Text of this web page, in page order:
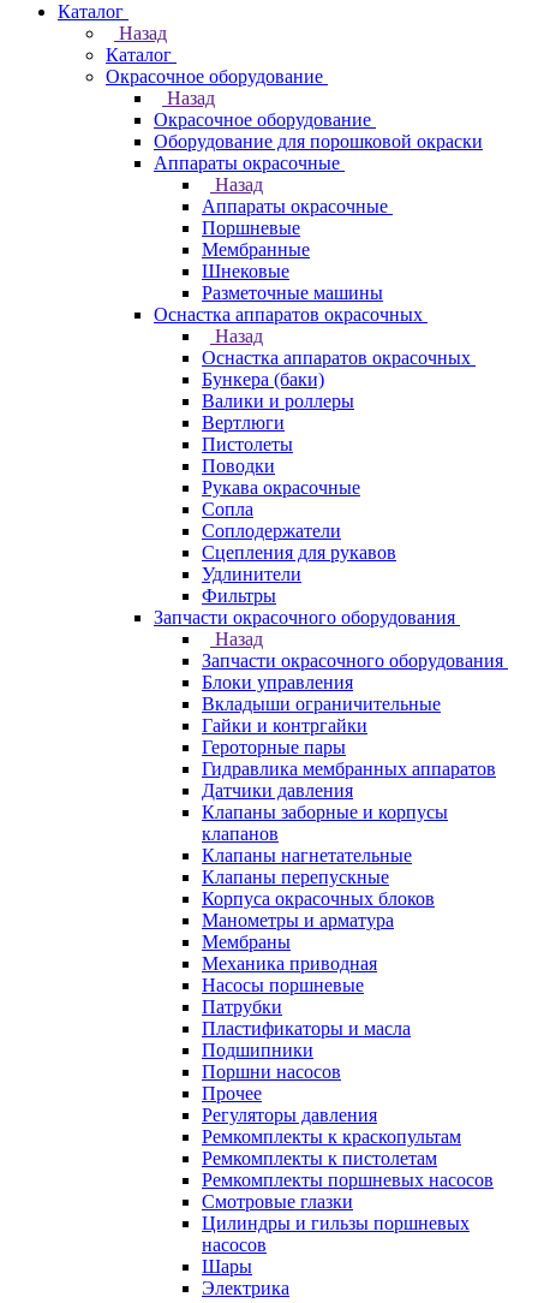
Каталог
Назад
Каталог
Окрасочное оборудование
Назад
Окрасочное оборудование
Оборудование для порошковой окраски
Аппараты окрасочные
Назад
Аппараты окрасочные
Поршневые
Мембранные
Шнековые
Разметочные машины
Оснастка аппаратов окрасочных
Назад
Оснастка аппаратов окрасочных
Бункера (баки)
Валики и роллеры
Вертлюги
Пистолеты
Поводки
Рукава окрасочные
Сопла
Соплодержатели
Сцепления для рукавов
Удлинители
Фильтры
Запчасти окрасочного оборудования
Назад
Запчасти окрасочного оборудования
Блоки управления
Вкладыши ограничительные
Гайки и контргайки
Героторные пары
Гидравлика мембранных аппаратов
Датчики давления
Клапаны заборные и корпусы
клапанов
Клапаны нагнетательные
Клапаны перепускные
Корпуса окрасочных блоков
Манометры и арматура
Мембраны
Механика приводная
Насосы поршневые
Патрубки
Пластификаторы и масла
Подшипники
Поршни насосов
Прочее
Регуляторы давления
Ремкомплекты к краскопультам
Ремкомплекты к пистолетам
Ремкомплекты поршневых насосов
Смотровые глазки
Цилиндры и гильзы поршневых
насосов
Шары
Электрика